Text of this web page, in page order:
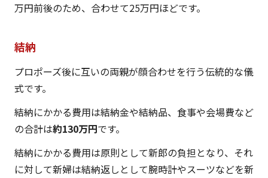
万円前後のため、合わせて25万円ほどです。
結納
プロポーズ後に互いの両親が顔合わせを行う伝統的な儀
式です。
結納にかかる費用は結納金や結納品、食事や会場費など
の合計は約130万円です。
結納にかかる費用は原則として新郎の負担となり、それ
に対して新婦は結納返しとして腕時計やスーツなどを新